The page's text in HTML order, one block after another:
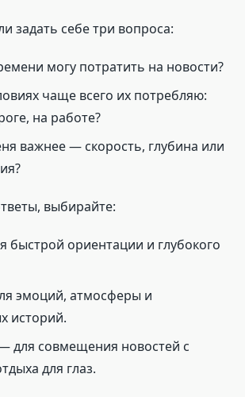
задать себе три вопроса:
могу потратить на новости?
чаще всего их потребляю:
на работе?
важнее — скорость, глубина или
выбирайте:
быстрой ориентации и глубокого
эмоций, атмосферы и
историй.
для совмещения новостей с
для глаз.